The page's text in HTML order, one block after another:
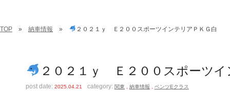
TOP 納車情報 ２０２１ｙ Ｅ２００スポーツインテリアＰＫＧ白
２０２１ｙ Ｅ２００スポーツ
post date:2025.04.21 category: 関東 納車情報 ベンツEクラス